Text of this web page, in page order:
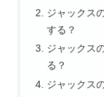
ジャックス
する？
ジャックス
る？
ジャックス